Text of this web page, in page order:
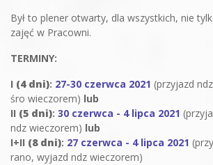
Był to plener otwarty, dla wszystkich, nie
zajęć w Pracowni.
TERMINY:
I (4 dni): 27-30 czerwca 2021 (przyjazd
śro wieczorem) lub
II (5 dni): 30 czerwca - 4 lipca 2021
ndz wieczorem) lub
I+II (8 dni): 27 czerwca - 4 lipca 2021
rano, wyjazd ndz wieczorem)